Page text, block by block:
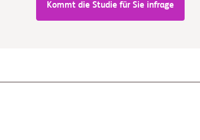
Kommt die Studie für Sie infrage